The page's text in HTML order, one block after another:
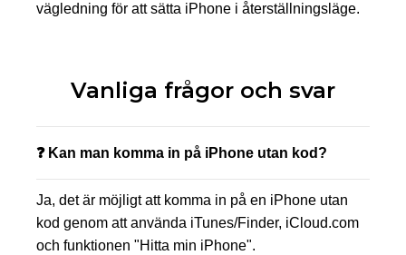
vägledning för att sätta iPhone i återställningsläge.
Vanliga frågor och svar
❓ Kan man komma in på iPhone utan kod?
Ja, det är möjligt att komma in på en iPhone utan
kod genom att använda iTunes/Finder, iCloud.com
och funktionen "Hitta min iPhone".